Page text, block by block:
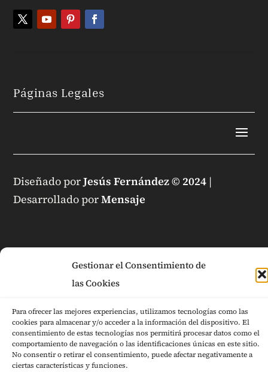
Gestionar el Consentimiento de
las Cookies
Para ofrecer las mejores experiencias, utilizamos tecnologías como las
cookies para almacenar y/o acceder a la información del dispositivo. El
consentimiento de estas tecnologías nos permitirá procesar datos como el
comportamiento de navegación o las identificaciones únicas en este sitio.
No consentir o retirar el consentimiento, puede afectar negativamente a
ciertas características y funciones.
Páginas Legales
Diseñado porJesús Fernández © 2024 |
Desarrollado porMensaje